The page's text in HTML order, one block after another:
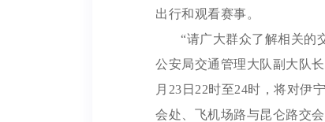
出行和观看赛事。
“请广大群众了解相关的
公安局交通管理大队副大队
月23日22时至24时，将对伊
会处、飞机场路与昆仑路交